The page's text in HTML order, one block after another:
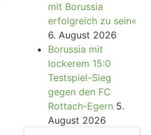
mit Borussia
erfolgreich zu sein«
6. August 2026
Borussia mit
lockerem 15:0
Testspiel-Sieg
gegen den FC
Rottach-Egern 5.
August 2026